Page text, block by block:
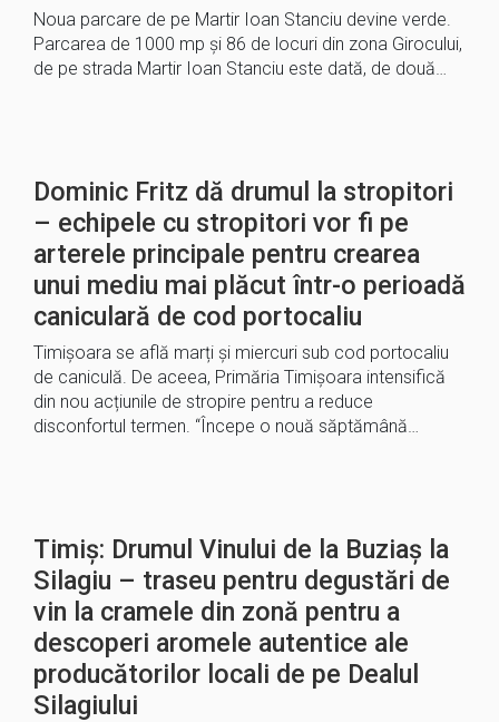
Noua parcare de pe Martir Ioan Stanciu devine verde.
Parcarea de 1000 mp și 86 de locuri din zona Girocului,
de pe strada Martir Ioan Stanciu este dată, de două…
Dominic Fritz dă drumul la stropitori
– echipele cu stropitori vor fi pe
arterele principale pentru crearea
unui mediu mai plăcut într-o perioadă
caniculară de cod portocaliu
Timișoara se află marți și miercuri sub cod portocaliu
de caniculă. De aceea, Primăria Timișoara intensifică
din nou acțiunile de stropire pentru a reduce
disconfortul termen. “Începe o nouă săptămână…
Timiș: Drumul Vinului de la Buziaș la
Silagiu – traseu pentru degustări de
vin la cramele din zonă pentru a
descoperi aromele autentice ale
producătorilor locali de pe Dealul
Silagiului